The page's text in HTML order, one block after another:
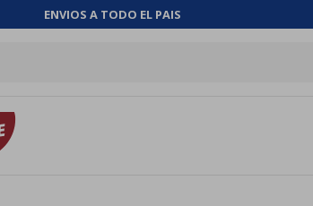
ENVIOS A TODO EL PAIS